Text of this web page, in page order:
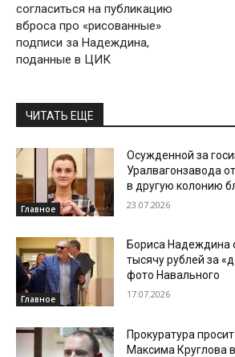
согласиться на публикацию
вброса про «рисованные»
подписи за Надеждина,
поданные в ЦИК
ЧИТАТЬ ЕЩЕ
Главное
Осужденной за
Уралвагонзавода
в другую колонию
23.07.2026
Главное
Бориса Надеждина
тысячу рублей за
фото Навального
17.07.2026
Прокуратура
Максима Круглова